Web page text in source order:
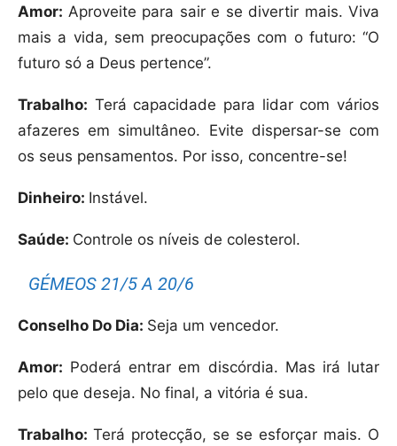
Amor: Aproveite para sair e se divertir mais. Viva
mais a vida, sem preocupações com o futuro: “O
futuro só a Deus pertence”.
Trabalho: Terá capacidade para lidar com vários
afazeres em simultâneo. Evite dispersar-se com
os seus pensamentos. Por isso, concentre-se!
Dinheiro: Instável.
Saúde: Controle os níveis de colesterol.
GÉMEOS 21/5 A 20/6
Conselho Do Dia: Seja um vencedor.
Amor: Poderá entrar em discórdia. Mas irá lutar
pelo que deseja. No final, a vitória é sua.
Trabalho: Terá protecção, se se esforçar mais. O